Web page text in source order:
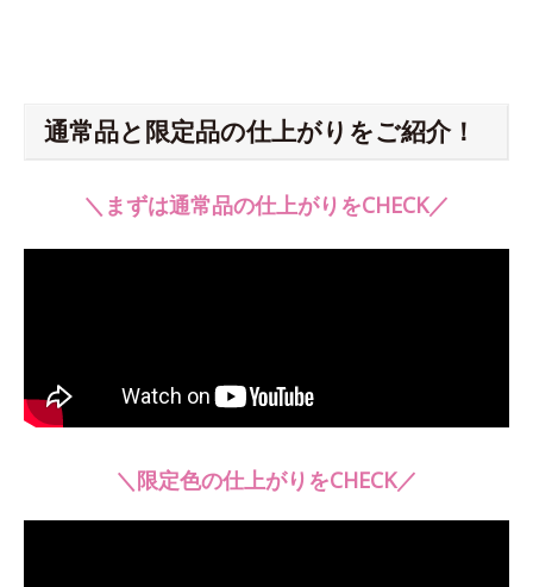
通常品と限定品の仕上がりをご紹介！
＼まずは通常品の仕上がりをCHECK／
＼限定色の仕上がりをCHECK／